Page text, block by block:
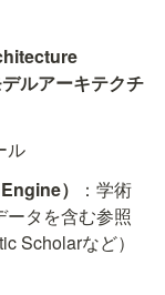
ルアーキテクチ
ル
）
：学術
タを含む参照
Scholarなど）